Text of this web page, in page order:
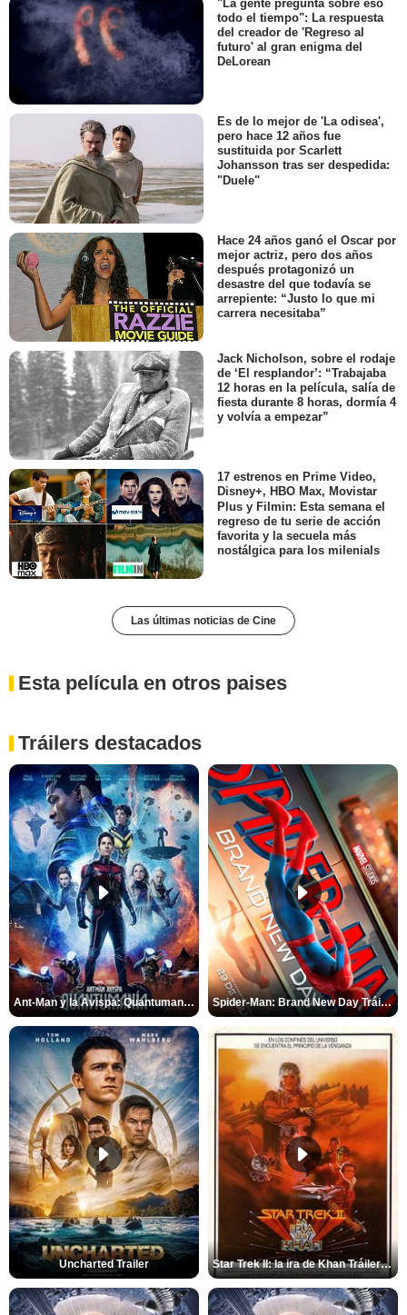
"La gente pregunta sobre eso
todo el tiempo": La respuesta
del creador de 'Regreso al
futuro' al gran enigma del
DeLorean
Es de lo mejor de 'La odisea',
pero hace 12 años fue
sustituida por Scarlett
Johansson tras ser despedida:
"Duele"
Hace 24 años ganó el Oscar por
mejor actriz, pero dos años
después protagonizó un
desastre del que todavía se
arrepiente: “Justo lo que mi
carrera necesitaba”
Jack Nicholson, sobre el rodaje
de ‘El resplandor’: “Trabajaba
12 horas en la película, salía de
fiesta durante 8 horas, dormía 4
y volvía a empezar”
17 estrenos en Prime Video,
Disney+, HBO Max, Movistar
Plus y Filmin: Esta semana el
regreso de tu serie de acción
favorita y la secuela más
nostálgica para los milenials
Las últimas noticias de Cine
Esta película en otros paises
Tráilers destacados
Ant-Man y la Avispa: Quantumanía Tráiler (2) Spider-Man: Brand New Day Tráiler (3)
Uncharted Trailer Star Trek II: la ira de Khan Tráiler VO